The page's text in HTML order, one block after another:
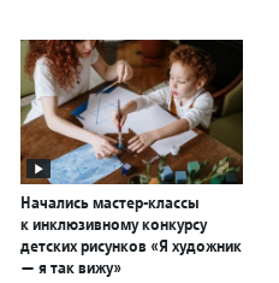
Начались мастер-классы
к инклюзивному конкурсу
детских рисунков «Я художник
— я так вижу»